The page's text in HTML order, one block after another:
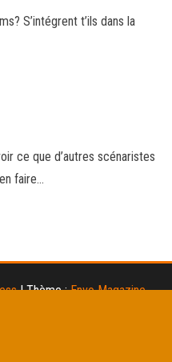
S’intégrent t’ils dans la
ce que d’autres scénaristes
faire…
|Thème :Envo Magazine